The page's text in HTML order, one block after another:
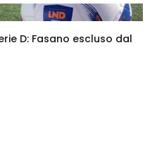
D: Fasano escluso dal